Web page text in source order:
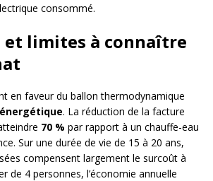
consommé.
et limites à connaître
en faveur du ballon thermodynamique
. La réduction de la facture
70 % par rapport à un chauffe-eau
Sur une durée de vie de 15 à 20 ans,
compensent largement le surcoût à
de 4 personnes, l’économie annuelle